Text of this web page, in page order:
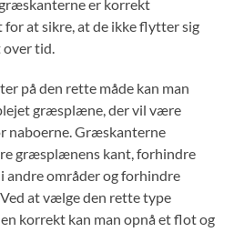
er korrekt
at sikre, at de ikke flytter sig
over tid.
på den rette måde kan man
græsplæne, der vil være
naboerne. Græskanterne
græsplænens kant, forhindre
andre områder og forhindre
at vælge den rette type
korrekt kan man opnå et flot og